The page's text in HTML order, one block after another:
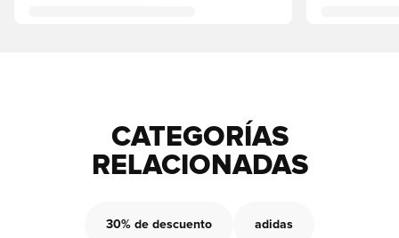
CATEGORÍAS
RELACIONADAS
30% de descuento adidas